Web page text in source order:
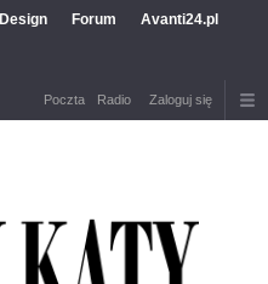
Design Forum Avanti24.pl
Poczta Radio Zaloguj się